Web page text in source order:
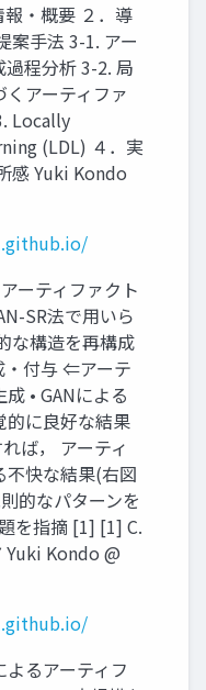
・概要 ２．導
案手法 3-1. アー
程分析 3-2. 局
アーティファ
Locally
(LDL) ４．実
感 Yuki Kondo
ーティファクト
SR法で用いら
な構造を再構成
・付与 ⇐アーテ
• GANによる
的に良好な結果
ば， アーティ
不快な結果(右図
的なパターンを
を指摘 [1] [1] C.
Yuki Kondo @
よるアーティフ